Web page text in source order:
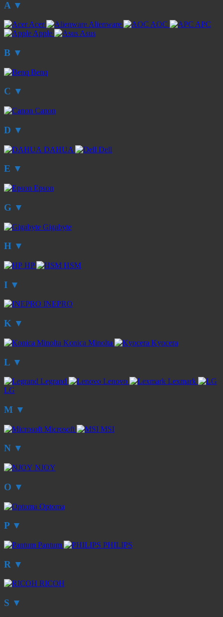
A ▼
Acer Alienware AOC
APC
Apple
Asus
B ▼
Benq
C ▼
Canon
D ▼
DAHUA Dell
E ▼
Epson
G ▼
Gigabyte
H ▼
HP HSM
I ▼
INEPRO
K ▼
Konica Minolta Kyocera
L ▼
Legrand Lenovo
Lexmark
LG
M ▼
Microsoft MSI
N ▼
NJOY
O ▼
Optoma
P ▼
Pantum PHILIPS
R ▼
RICOH
S ▼